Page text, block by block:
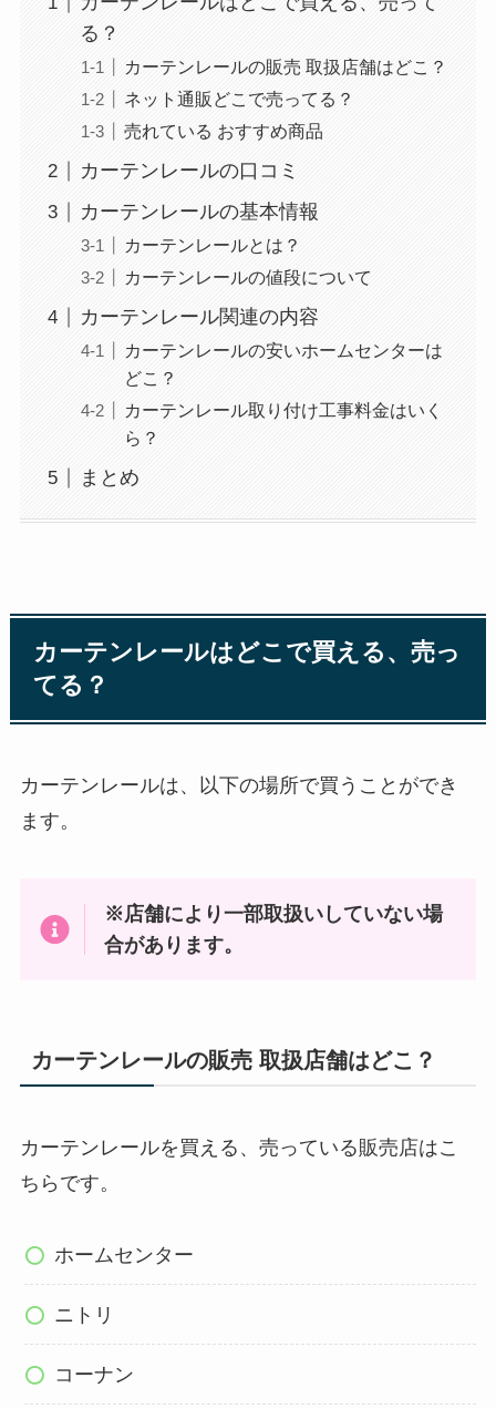
る？
カーテンレールの販売 取扱店舗はどこ？
ネット通販どこで売ってる？
売れている おすすめ商品
カーテンレールの口コミ
カーテンレールの基本情報
カーテンレールとは？
カーテンレールの値段について
カーテンレール関連の内容
カーテンレールの安いホームセンターは
どこ？
カーテンレール取り付け工事料金はいく
ら？
まとめ
カーテンレールはどこで買える、売っ
てる？
カーテンレールは、以下の場所で買うことができ
ます。
※店舗により一部取扱いしていない場
合があります。
カーテンレールの販売 取扱店舗はどこ？
カーテンレールを買える、売っている販売店はこ
ちらです。
ホームセンター
ニトリ
コーナン